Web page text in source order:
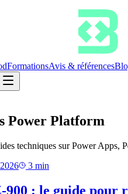
FormationsAvis & références
Power Platform
techniques sur Power Apps,
3 min
: le guide pour